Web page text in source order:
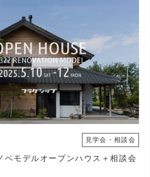
見学会・相談会
ベモデルオープンハウス＋相談会